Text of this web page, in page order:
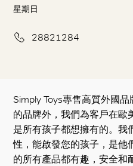
星期日
28821284
Simply Toys專售高質外國
的品牌外，我們為客戶在歐
是所有孩子都想擁有的。我
性，能啟發您的孩子，是他
的所有產品都有趣，安全和